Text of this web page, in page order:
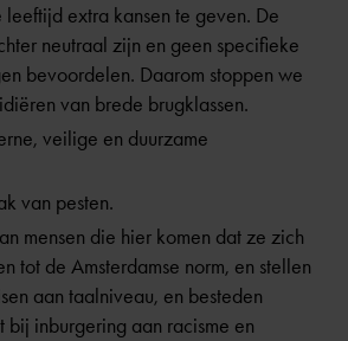
extra kansen te geven. De
neutraal zijn en geen specifieke
bevoordelen. Daarom stoppen we
van brede brugklassen.
veilige en duurzame
van pesten.
mensen die hier komen dat ze zich
tot de Amsterdamse norm, en stellen
aan taalniveau, en besteden
bij inburgering aan racisme en